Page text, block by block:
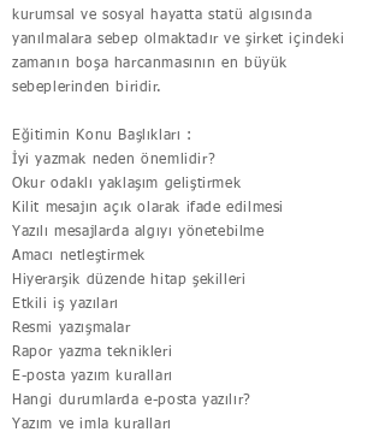
kurumsal ve sosyal hayatta statü algısında
yanılmalara sebep olmaktadır ve şirket içindeki
zamanın boşa harcanmasının en büyük
sebeplerinden biridir.
Eğitimin Konu Başlıkları :
İyi yazmak neden önemlidir?
Okur odaklı yaklaşım geliştirmek
Kilit mesajın açık olarak ifade edilmesi
Yazılı mesajlarda algıyı yönetebilme
Amacı netleştirmek
Hiyerarşik düzende hitap şekilleri
Etkili iş yazıları
Resmi yazışmalar
Rapor yazma teknikleri
E-posta yazım kuralları
Hangi durumlarda e-posta yazılır?
Yazım ve imla kuralları